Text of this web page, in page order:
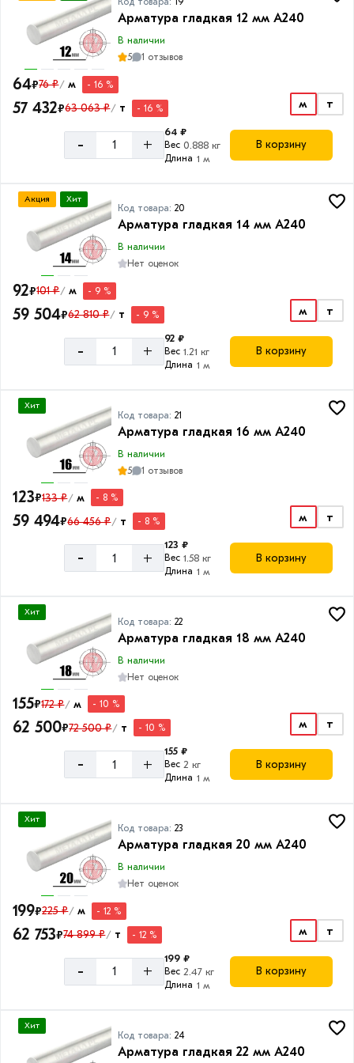
Арматура гладкая 12 мм A240
В наличии
5
1 отзывов
64₽76 ₽/ м - 16 %
57 432₽63 063 ₽/ т - 16 % м т
- +
64 ₽
Вес 0.888 кг
Длина 1 м
В корзину
Акция Хит
Код товара:20
Арматура гладкая 14 мм A240
В наличии
Нет оценок
92₽101 ₽/ м - 9 %
59 504₽62 810 ₽/ т - 9 % м т
- +
92 ₽
Вес 1.21 кг
Длина 1 м
В корзину
Хит
Код товара: 21
Арматура гладкая 16 мм A240
В наличии
5
1 отзывов
123₽133 ₽/ м - 8 %
59 494₽66 456 ₽/ т - 8 % м т
- +
123 ₽
Вес 1.58 кг
Длина 1 м
В корзину
Хит
Код товара:22
Арматура гладкая 18 мм A240
В наличии
Нет оценок
155₽172 ₽/ м - 10 %
62 500₽72 500 ₽/ т - 10 % м т
- +
155 ₽
Вес 2 кг
Длина 1 м
В корзину
Хит
Код товара:23
Арматура гладкая 20 мм A240
В наличии
Нет оценок
199₽225 ₽/ м - 12 %
62 753₽74 899 ₽/ т - 12 % м т
- +
199 ₽
Вес 2.47 кг
Длина 1 м
В корзину
Хит
Код товара: 24
Арматура гладкая 22 мм A240